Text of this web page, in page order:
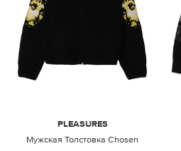
PLEASURES
Мужская Толстовка Chosen